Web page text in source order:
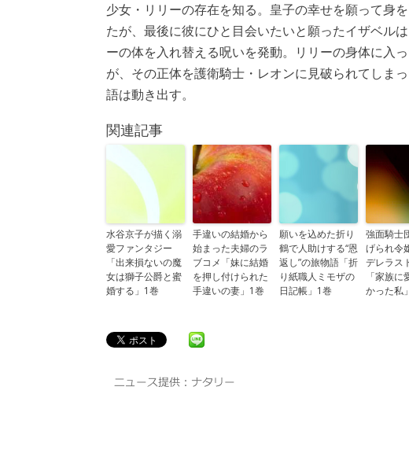
少女・リリーの存在を知る。皇子の幸せを願って身
たが、最後に彼にひと目会いたいと願ったイザベル
ーの体を入れ替える呪いを発動。リリーの身体に入
が、その正体を護衛騎士・レオンに見破られてしま
語は動き出す。
関連記事
水谷京子が描く溺
愛ファンタジー
「出来損ないの魔
女は獅子公爵と蜜
婚する」1巻
手違いの結婚から
始まった夫婦のラ
ブコメ「妹に結婚
を押し付けられた
手違いの妻」1巻
願いを込めた折り
鶴で人助けする“恩
返し”の旅物語「折
り紙職人ミモザの
日記帳」1巻
強面騎士
げられ令
デレラス
「家族に
かった私